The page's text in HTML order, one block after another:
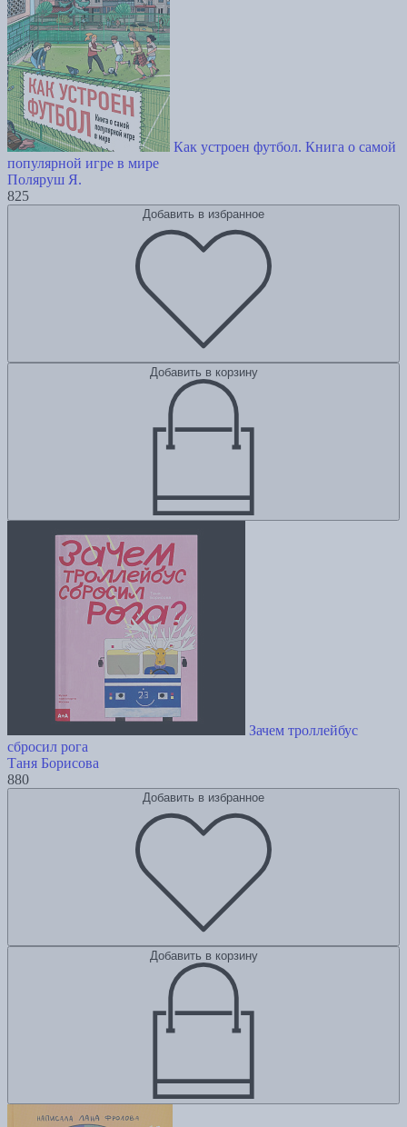
Как устроен футбол. Книга о самой
популярной игре в мире
Поляруш Я.
825
Добавить в избранное
Добавить в корзину
Зачем троллейбус
сбросил рога
Таня Борисова
880
Добавить в избранное
Добавить в корзину